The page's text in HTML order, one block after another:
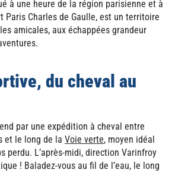
à une heure de la région parisienne et à
Paris Charles de Gaulle, est un territoire
amicales, aux échappées grandeur
du cheval au
par une expédition à cheval entre
et le long de la Voie verte, moyen idéal
perdu. L’après-midi, direction Varinfroy
! Baladez-vous au fil de l’eau, le long